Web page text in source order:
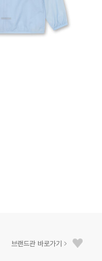
브랜드관 바로가기